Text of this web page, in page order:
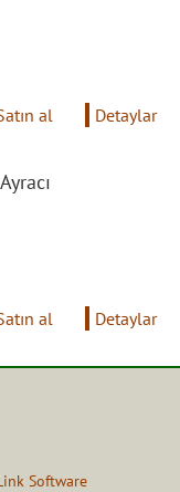
al Detaylar
al Detaylar
Software